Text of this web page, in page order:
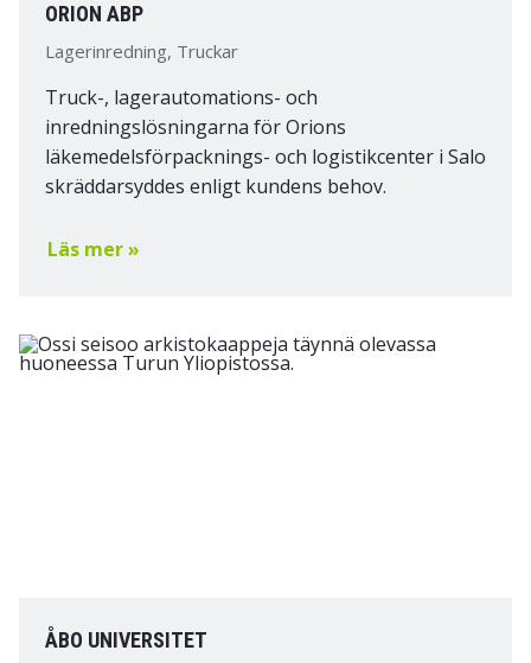
ORION ABP
Lagerinredning, Truckar
Truck-, lagerautomations- och
inredningslösningarna för Orions
läkemedelsförpacknings- och logistikcenter i Salo
skräddarsyddes enligt kundens behov.
Läs mer »
ÅBO UNIVERSITET